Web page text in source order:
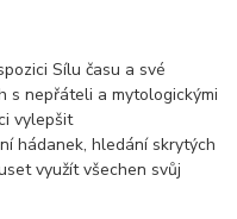
Sílu času a své
s nepřáteli a mytologickými
vylepšit
hádanek, hledání skrytých
využít všechen svůj